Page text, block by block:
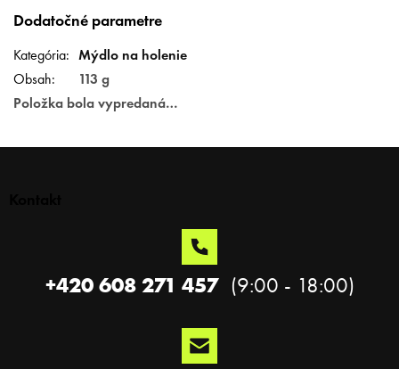
Dodatočné parametre
Kategória: Mýdlo na holenie
Obsah:
113 g
Položka bola vypredaná…
+420 608 271 457